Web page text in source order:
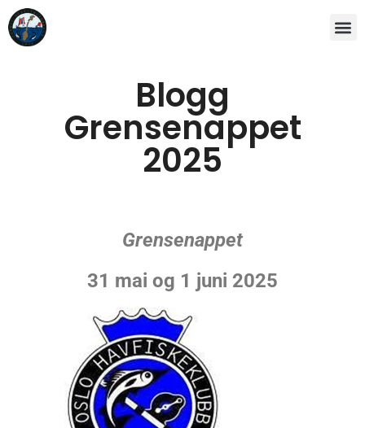
Blogg
Grensenappet
2025
Grensenappet
31 mai og 1 juni 2025